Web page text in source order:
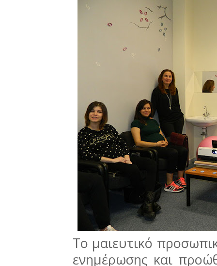
Το μαιευτικό
ενημέρωσης και